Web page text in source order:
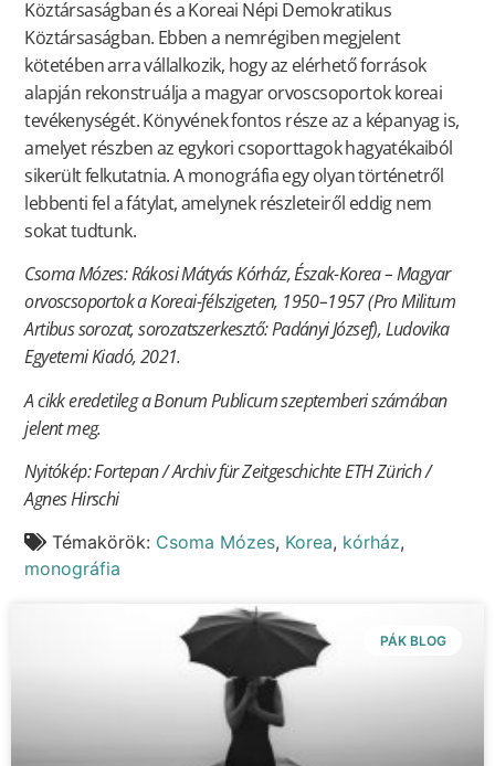
Köztársaságban és a Koreai Népi Demokratikus
Köztársaságban. Ebben a nemrégiben megjelent
kötetében arra vállalkozik, hogy az elérhető források
alapján rekonstruálja a magyar orvoscsoportok koreai
tevékenységét. Könyvének fontos része az a képanyag is,
amelyet részben az egykori csoporttagok hagyatékaiból
sikerült felkutatnia. A monográfia egy olyan történetről
lebbenti fel a fátylat, amelynek részleteiről eddig nem
sokat tudtunk.
Csoma Mózes: Rákosi Mátyás Kórház, Észak-Korea – Magyar
orvoscsoportok a Koreai-félszigeten, 1950–1957 (Pro Militum
Artibus sorozat, sorozatszerkesztő: Padányi József), Ludovika
Egyetemi Kiadó, 2021.
A cikk eredetileg a Bonum Publicum szeptemberi számában
jelent meg.
Nyitókép: Fortepan / Archiv für Zeitgeschichte ETH Zürich /
Agnes Hirschi
Témakörök: Csoma Mózes, Korea, kórház,
monográfia
PÁK BLOG